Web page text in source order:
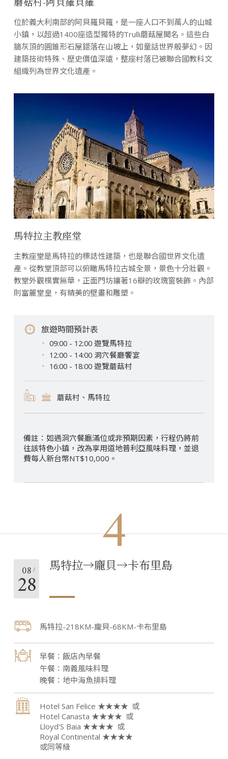
蘑菇村-阿貝羅貝羅
位於義大利南部的阿貝羅貝羅，是一座人口不到萬人的山城
小鎮，以超過1400座造型獨特的Trulli蘑菇屋聞名。這些白
牆灰頂的圓錐形石屋錯落在山坡上，如童話世界般夢幻。因
建築技術特殊、歷史價值深遠，整座村落已被聯合國教科文
組織列為世界文化遺產。
馬特拉主教座堂
主教座堂是馬特拉的標誌性建築，也是聯合國世界文化遺
產。從教堂頂部可以俯瞰馬特拉古城全景，景色十分壯觀。
教堂外觀樸實無華，正面門坊鑲著16瓣的玫瑰窗裝飾。內部
則富麗堂皇，有精美的壁畫和雕塑。
旅遊時間預計表
09:00 - 12:00 遊覽馬特拉
12:00 - 14:00 洞穴餐廳饗宴
16:00 - 18:00 遊覽蘑菇村
蘑菇村、馬特拉
如遇洞穴餐廳滿位或非預期因素，行程仍將前
往該特色小鎮，改為享用道地普利亞風味料理，並退
費每人新台幣NT$10,000。
4
08
28
馬特拉→龐貝→卡布里島
馬特拉-218KM-龐貝-68KM-卡布里島
飯店內早餐
南義風味料理
地中海魚排料理
Hotel San Felice ★★★★
Hotel Canasta ★★★★
Lloyd'S Baia ★★★★
Royal Continental ★★★★
或同等級